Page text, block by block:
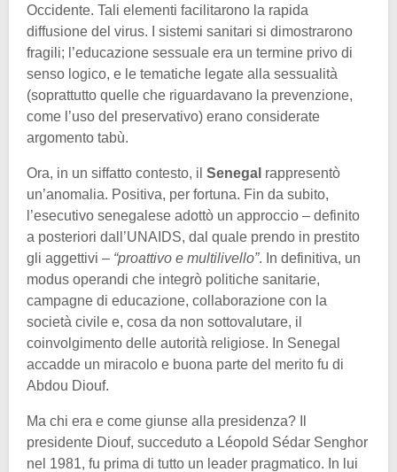
Occidente. Tali elementi facilitarono la rapida
diffusione del virus. I sistemi sanitari si dimostrarono
fragili; l’educazione sessuale era un termine privo di
senso logico, e le tematiche legate alla sessualità
(soprattutto quelle che riguardavano la prevenzione,
come l’uso del preservativo) erano considerate
argomento tabù.
Ora, in un siffatto contesto, il Senegal rappresentò
un’anomalia. Positiva, per fortuna. Fin da subito,
l’esecutivo senegalese adottò un approccio – definito
a posteriori dall’UNAIDS, dal quale prendo in prestito
gli aggettivi – “proattivo e multilivello”. In definitiva, un
modus operandi che integrò politiche sanitarie,
campagne di educazione, collaborazione con la
società civile e, cosa da non sottovalutare, il
coinvolgimento delle autorità religiose. In Senegal
accadde un miracolo e buona parte del merito fu di
Abdou Diouf.
Ma chi era e come giunse alla presidenza? Il
presidente Diouf, succeduto a Léopold Sédar Senghor
nel 1981, fu prima di tutto un leader pragmatico. In lui